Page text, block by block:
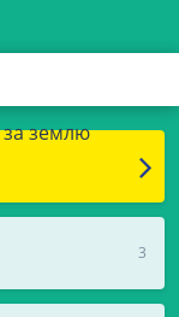
за землю
3